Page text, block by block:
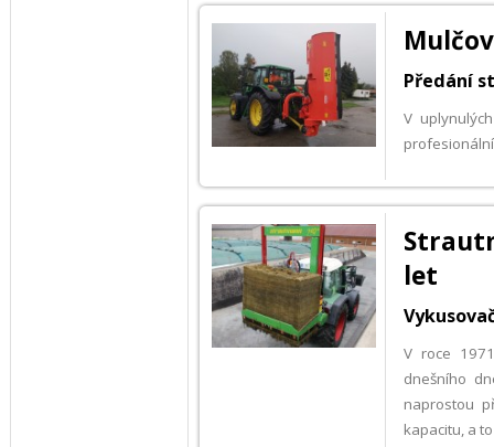
Předání
V
let
V roce
dnešního
naprostou
kapacitu, a